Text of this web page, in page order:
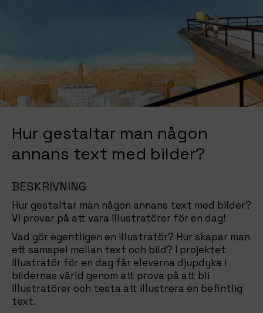
Hur gestaltar man någon
annans text med bilder?
BESKRIVNING
Hur gestaltar man någon annans text med bilder?
Vi provar på att vara illustratörer för en dag!
Vad gör egentligen en illustratör? Hur skapar man
ett samspel mellan text och bild? I projektet
Illustratör för en dag får eleverna djupdyka i
bildernas värld genom att prova på att bli
illustratörer och testa att illustrera en befintlig
text.